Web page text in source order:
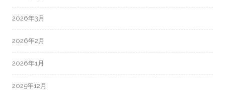
2026年3月
2026年2月
2026年1月
2025年12月